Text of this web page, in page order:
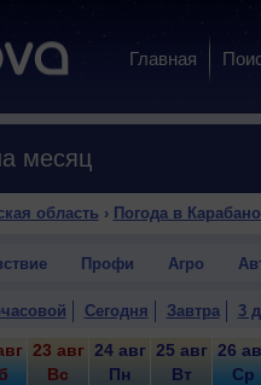
Главная
месяц
область › Погода в
Профи Агро
Сегодня Завтра 3
23 авг
Вс
24 авг
Пн
25 авг
Вт
26
Ср